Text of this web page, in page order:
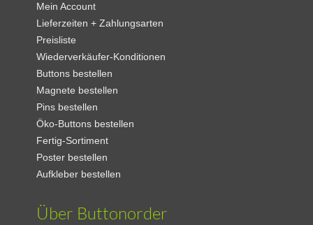
Mein Account
Lieferzeiten + Zahlungsarten
Preisliste
Wiederverkäufer-Konditionen
Buttons bestellen
Magnete bestellen
Pins bestellen
Öko-Buttons bestellen
Fertig-Sortiment
Poster bestellen
Aufkleber bestellen
Über Buttonorder